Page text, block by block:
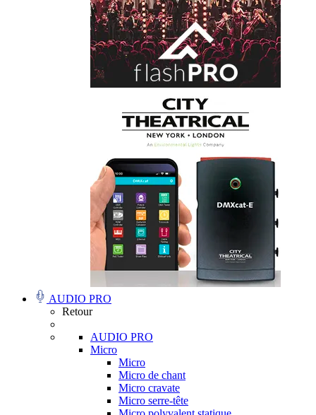
AUDIO PRO
Retour
AUDIO PRO
Micro
Micro
Micro de chant
Micro cravate
Micro serre-tête